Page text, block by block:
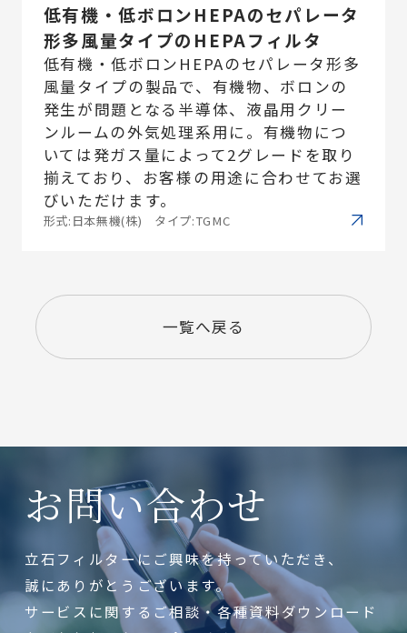
低有機・低ボロンHEPAのセパレータ
形多風量タイプのHEPAフィルタ
低有機・低ボロンHEPAのセパレータ形多
風量タイプの製品で、有機物、ボロンの
発生が問題となる半導体、液晶用クリー
ンルームの外気処理系用に。有機物につ
いては発ガス量によって2グレードを取り
揃えており、お客様の用途に合わせてお選
びいただけます。
形式:日本無機(株) タイプ:TGMC
一覧へ戻る
お問い合わせ
立石フィルターにご興味を持っていただき、
誠にありがとうございます。
サービスに関するご相談・各種資料ダウンロード